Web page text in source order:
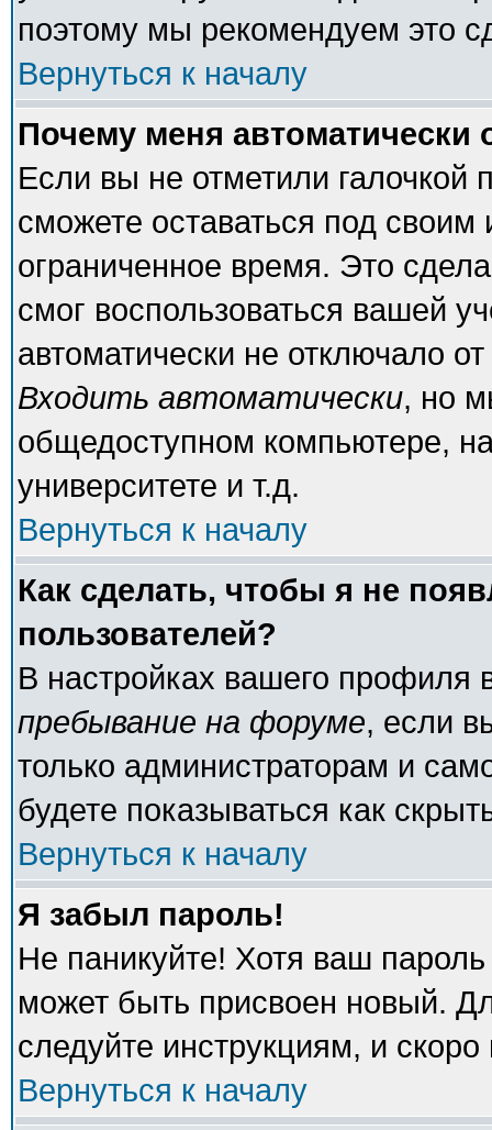
поэтому мы рекомендуем это
Вернуться к началу
Почему меня автоматически
Если вы не отметили галочкой
сможете оставаться под
ограниченное время. Это
смог воспользоваться вашей
автоматически не отключало
Входить автоматически, но
общедоступном компьютере,
университете и т.д.
Вернуться к началу
Как сделать, чтобы я не
пользователей?
В настройках вашего
пребывание на форуме, если
только администраторам и
будете показываться как
Вернуться к началу
Я забыл пароль!
Не паникуйте! Хотя ваш
может быть присвоен новый.
следуйте инструкциям, и
Вернуться к началу